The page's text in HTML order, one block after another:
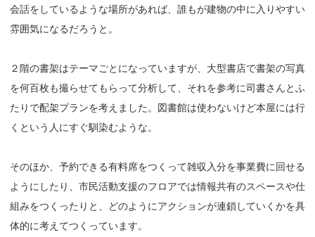
会話をしているような場所があれば、誰もが建物の中に入りやすい
雰囲気になるだろうと。
２階の書架はテーマごとになっていますが、大型書店で書架の写真
を何百枚も撮らせてもらって分析して、それを参考に司書さんとふ
たりで配架プランを考えました。図書館は使わないけど本屋には行
くという人にすぐ馴染むような。
そのほか、予約できる有料席をつくって雑収入分を事業費に回せる
ようにしたり、市民活動支援のフロアでは情報共有のスペースや仕
組みをつくったりと、どのようにアクションが連鎖していくかを具
体的に考えてつくっています。